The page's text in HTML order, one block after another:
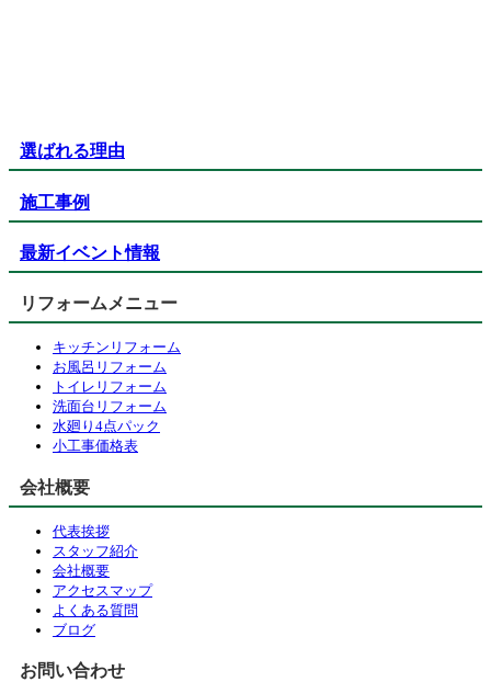
選ばれる理由
施工事例
最新イベント情報
リフォームメニュー
キッチンリフォーム
お風呂リフォーム
トイレリフォーム
洗面台リフォーム
水廻り4点パック
小工事価格表
会社概要
代表挨拶
スタッフ紹介
会社概要
アクセスマップ
よくある質問
ブログ
お問い合わせ